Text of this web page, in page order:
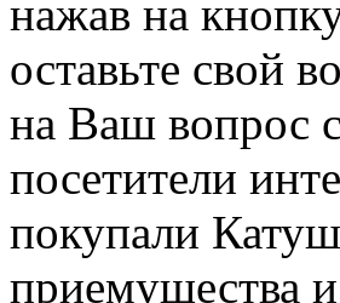
нажав на
оставьте свой
на Ваш вопрос
посетители
покупали
приемущества